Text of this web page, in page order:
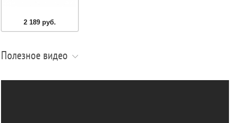
2 189 руб.
Полезное видео